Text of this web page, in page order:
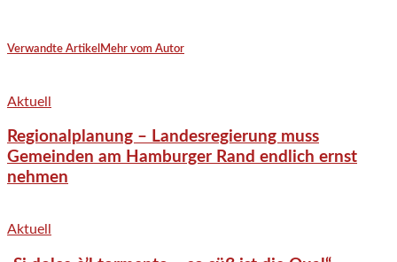
Verwandte Artikel Mehr vom Autor
Aktuell
Regionalplanung – Landesregierung muss
Gemeinden am Hamburger Rand endlich ernst
nehmen
Aktuell